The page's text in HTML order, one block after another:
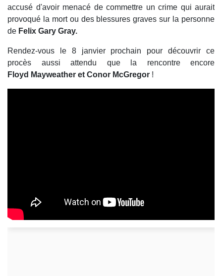
accusé d'avoir menacé de commettre un crime qui aurait
provoqué la mort ou des blessures graves sur la personne
de Felix Gary Gray.
Rendez-vous le 8 janvier prochain pour découvrir ce
procès aussi attendu que la rencontre encore
Floyd Mayweather et Conor McGregor !